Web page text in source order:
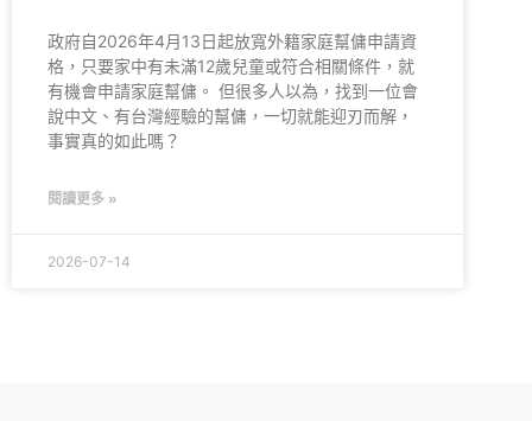
政府自2026年4月13日起放寬外籍家庭幫傭申請資
格，只要家中有未滿12歲兒童或符合相關條件，就
有機會申請家庭幫傭。 但很多人以為，找到一位會
說中文、有台灣經驗的幫傭，一切就能迎刃而解，
事實真的如此嗎？
閱讀更多 »
2026-07-14